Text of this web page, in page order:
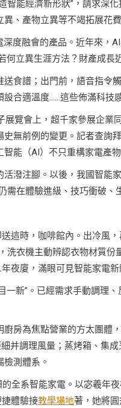
智能經濟新形狀”，請求深
、產物立異等不竭拓展花
度融會的產品。近年來，
何立異生涯方法？財產成長
食譜；出門前，語音指
合適溫度……這些佈滿科技
展覽會上，超千家參展企
無前例的變更。記者查詢
智能（AI）不只重構家電產
活潑注腳。以後，我國智能
需在體驗進級、技巧衝破
這時，咖啡館內。出冷風
洗衣機主動辨認衣物材質
夜廈，滿眼可見智能家電新
一新”。已經需求手動調理
房為焦點營業的方太團體
并調理風量；蒸烤箱、集
測體系。
全系智能家電。以宓羲年
體驗接教學場地著，她將